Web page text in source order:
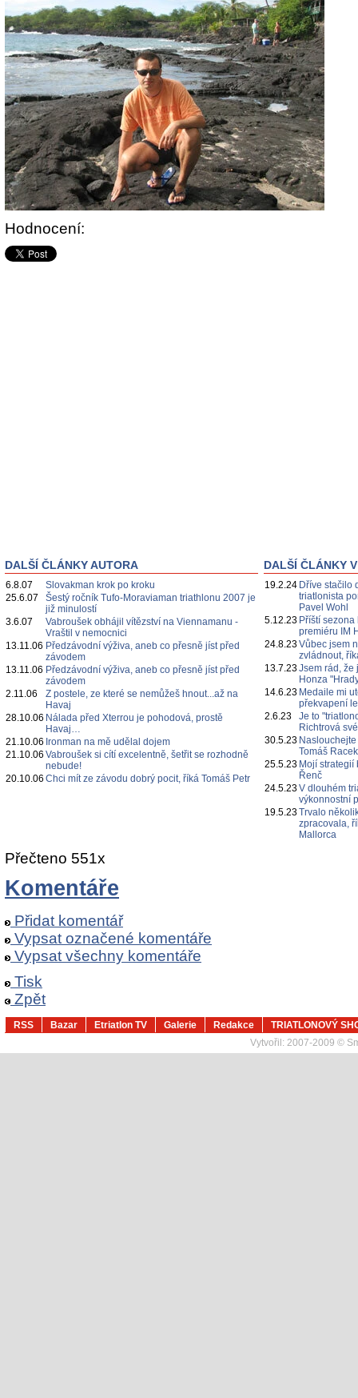
Hodnocení:
DALŠÍ ČLÁNKY AUTORA
6.8.07
Slovakman krok po kroku
25.6.07
Šestý ročník Tufo-Moraviaman triathlonu 2007 je
již minulostí
3.6.07
Vabroušek obhájil vítězství na Viennamanu -
Vraštil v nemocnici
13.11.06 Předzávodní výživa, aneb co přesně jíst před
závodem
13.11.06 Předzávodní výživa, aneb co přesně jíst před
závodem
2.11.06
Z postele, ze které se nemůžeš hnout...až na
Havaj
28.10.06 Nálada před Xterrou je pohodová, prostě
Havaj…
21.10.06 Ironman na mě udělal dojem
21.10.06 Vabroušek si cítí excelentně, šetřit se rozhodně
nebude!
20.10.06 Chci mít ze závodu dobrý pocit, říká Tomáš Petr
DALŠÍ ČLÁNKY
19.2.24 Dříve stačilo
triatlonista
Pavel Wohl
5.12.23 Příští
premiéru IM
24.8.23Vůbec jsem
zvládnout,
13.7.23Jsem rád, že
Honza
14.6.23 Medaile mi
překvapení
2.6.23
Je to
Richtrová
30.5.23
Tomáš Racek
25.5.23 Mojí strategií
Řenč
24.5.23V dlouhém
výkonnostní
19.5.23Trvalo
zpracovala,
Mallorca
Přečteno 551x
Komentáře
Přidat komentář
Vypsat označené komentáře
Vypsat všechny komentáře
Tisk
Zpět
RSS Bazar Etriatlon TV Galerie Redakce
TRIATLONOVÝ
Vytvořil: 2007-2009 ©